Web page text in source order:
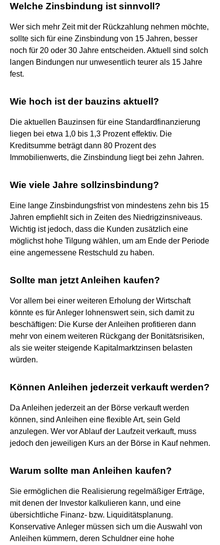
Welche Zinsbindung ist sinnvoll?
Wer sich mehr Zeit mit der Rückzahlung nehmen möchte,
sollte sich für eine Zinsbindung von 15 Jahren, besser
noch für 20 oder 30 Jahre entscheiden. Aktuell sind solch
langen Bindungen nur unwesentlich teurer als 15 Jahre
fest.
Wie hoch ist der bauzins aktuell?
Die aktuellen Bauzinsen für eine Standardfinanzierung
liegen bei etwa 1,0 bis 1,3 Prozent effektiv. Die
Kreditsumme beträgt dann 80 Prozent des
Immobilienwerts, die Zinsbindung liegt bei zehn Jahren.
Wie viele Jahre sollzinsbindung?
Eine lange Zinsbindungsfrist von mindestens zehn bis 15
Jahren empfiehlt sich in Zeiten des Niedrigzinsniveaus.
Wichtig ist jedoch, dass die Kunden zusätzlich eine
möglichst hohe Tilgung wählen, um am Ende der Periode
eine angemessene Restschuld zu haben.
Sollte man jetzt Anleihen kaufen?
Vor allem bei einer weiteren Erholung der Wirtschaft
könnte es für Anleger lohnenswert sein, sich damit zu
beschäftigen: Die Kurse der Anleihen profitieren dann
mehr von einem weiteren Rückgang der Bonitätsrisiken,
als sie weiter steigende Kapitalmarktzinsen belasten
würden.
Können Anleihen jederzeit verkauft werden?
Da Anleihen jederzeit an der Börse verkauft werden
können, sind Anleihen eine flexible Art, sein Geld
anzulegen. Wer vor Ablauf der Laufzeit verkauft, muss
jedoch den jeweiligen Kurs an der Börse in Kauf nehmen.
Warum sollte man Anleihen kaufen?
Sie ermöglichen die Realisierung regelmäßiger Erträge,
mit denen der Investor kalkulieren kann, und eine
übersichtliche Finanz- bzw. Liquiditätsplanung.
Konservative Anleger müssen sich um die Auswahl von
Anleihen kümmern, deren Schuldner eine hohe